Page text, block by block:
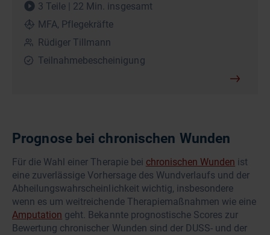
3 Teile | 22 Min. insgesamt
MFA, Pflegekräfte
Rüdiger Tillmann
Teilnahmebescheinigung
Prognose bei chronischen Wunden
Für die Wahl einer Therapie bei chronischen Wunden ist
eine zuverlässige Vorhersage des Wundverlaufs und der
Abheilungswahrscheinlichkeit wichtig, insbesondere
wenn es um weitreichende Therapiemaßnahmen wie eine
Amputation geht. Bekannte prognostische Scores zur
Bewertung chronischer Wunden sind der DUSS- und der